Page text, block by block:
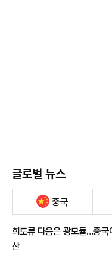
글로벌 뉴스
중국
희토류 다음은 광모듈…중국
산